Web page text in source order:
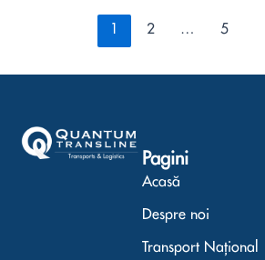
1 2 … 5
Pagini
Acasă
Despre noi
Transport Național